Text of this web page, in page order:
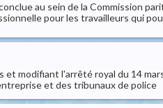
au sein de la Commission
pour les travailleurs qui
modifiant l'arrêté royal du 14
et des tribunaux de police